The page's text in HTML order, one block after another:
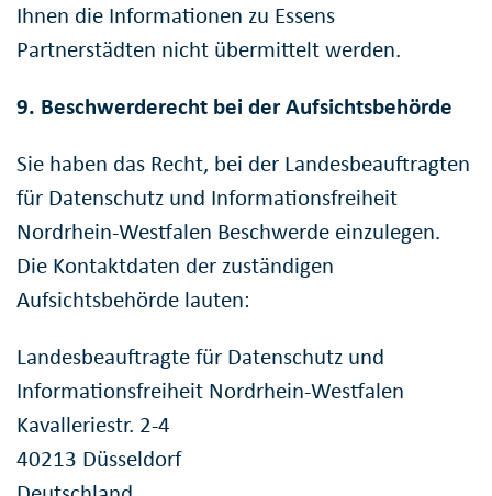
Ihnen die Informationen zu Essens
Partnerstädten nicht übermittelt werden.
9. Beschwerderecht bei der Aufsichtsbehörde
Sie haben das Recht, bei der Landesbeauftragten
für Datenschutz und Informationsfreiheit
Nordrhein-Westfalen Beschwerde einzulegen.
Die Kontaktdaten der zuständigen
Aufsichtsbehörde lauten:
Landesbeauftragte für Datenschutz und
Informationsfreiheit Nordrhein-Westfalen
Kavalleriestr. 2-4
40213 Düsseldorf